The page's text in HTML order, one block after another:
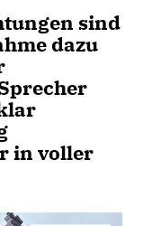
sind
dazu
in voller